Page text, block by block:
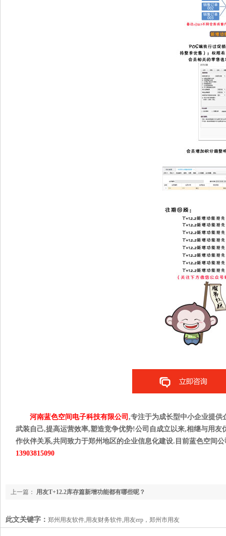
河南蓝色空间电子科技有限公司 ,专注于为成长型中小企业提供
武装自己,提高运营效率,塑造竞争优势!公司自成立以来,相继与用
作伙伴关系,共同致力于郑州地区的企业信息化建设.目前蓝色空间
13903815090
上一篇： 用友T+12.2库存篇新增功能都有哪些呢？
此文关键字： 郑州用友软件,用友财务软件,用友erp，郑州市用友